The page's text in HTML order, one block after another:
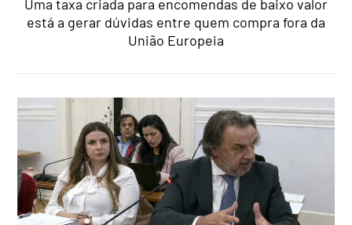
Uma taxa criada para encomendas de baixo valor
está a gerar dúvidas entre quem compra fora da
União Europeia